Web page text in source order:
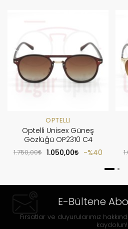
OPTELLI
Optelli Unisex Güneş
Gözlüğü OP2310 C4
1.750,00 1.050,00 %40
E-Bültene
Fırsatlar ve duyurularımız
kaydolun!